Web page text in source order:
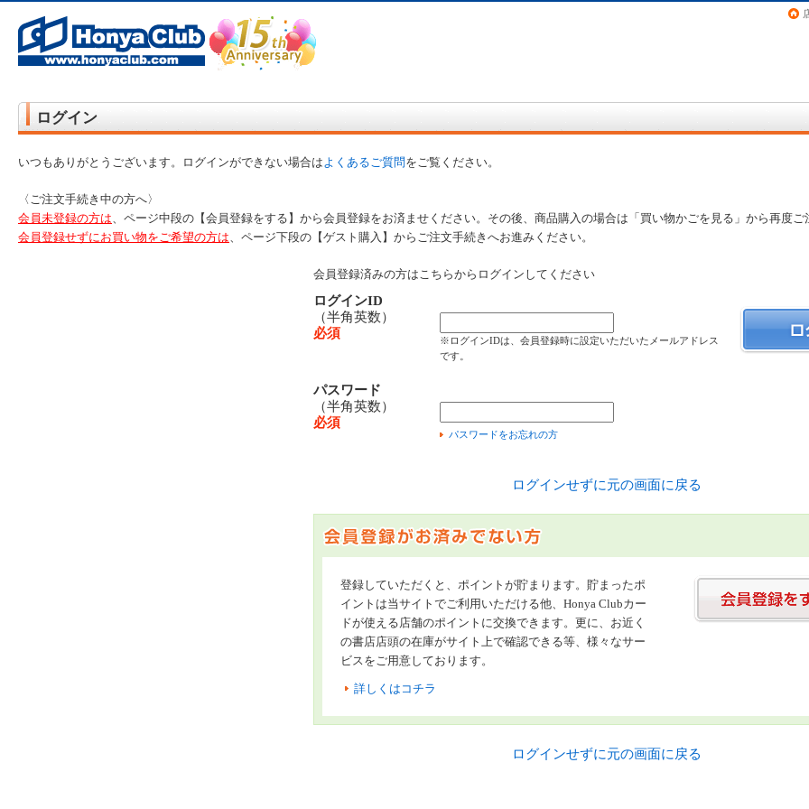
ログイン
いつもありがとうございます。ログインができない場合はよくあるご質問をご覧ください。
〈ご注文手続き中の方へ〉
会員未登録の方は、ページ中段の【会員登録をする】から会員登録をお済ませください。その後、商品購入の場合は「買い物かごを見る」から再度ご
会員登録せずにお買い物をご希望の方は、ページ下段の【ゲスト購入】からご注文手続きへお進みください。
会員登録済みの方はこちらからログインしてください
ログインID
（半角英数）
必須
※ログインIDは、会員登録時に設定いただいたメールアドレス
です。
パスワード
（半角英数）
必須
パスワードをお忘れの方
ログインせずに元の画面に戻る
登録していただくと、ポイントが貯まります。貯まったポ
イントは当サイトでご利用いただける他、Honya Clubカー
ドが使える店舗のポイントに交換できます。更に、お近く
の書店店頭の在庫がサイト上で確認できる等、様々なサー
ビスをご用意しております。
詳しくはコチラ
ログインせずに元の画面に戻る